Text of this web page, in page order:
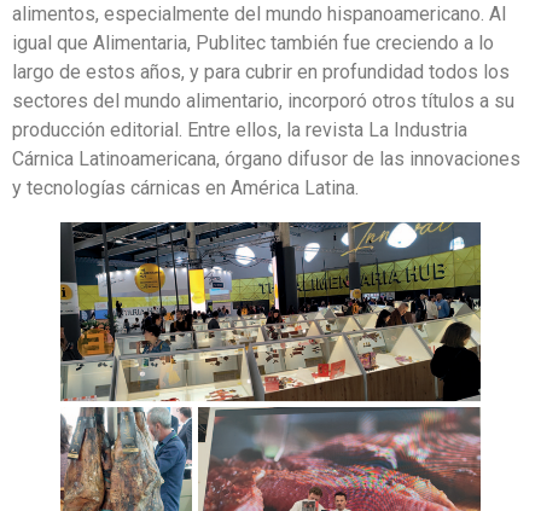
alimentos, especialmente del mundo hispanoamericano. Al
igual que Alimentaria, Publitec también fue creciendo a lo
largo de estos años, y para cubrir en profundidad todos los
sectores del mundo alimentario, incorporó otros títulos a su
producción editorial. Entre ellos, la revista La Industria
Cárnica Latinoamericana, órgano difusor de las innovaciones
y tecnologías cárnicas en América Latina.